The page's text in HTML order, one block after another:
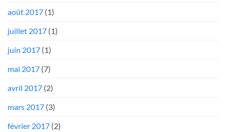
août 2017 (1)
juillet 2017 (1)
juin 2017 (1)
mai 2017 (7)
avril 2017 (2)
mars 2017 (3)
février 2017 (2)